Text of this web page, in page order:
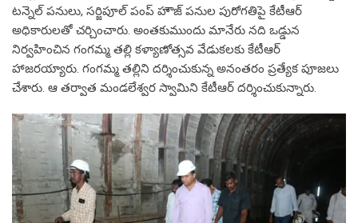
టన్నెల్ పనులు, సర్జిపూల్ పంప్ హౌజ్ పనుల పురోగతిపై కేటీఆర్
అధికారులతో చర్చించారు. అంతకుముందు మానేరు నది ఒడ్డున
నిర్వహించిన గంగమ్మ తల్లి కళ్యాణోత్సవ వేడుకలకు కేటీఆర్
హాజరయ్యారు. గంగమ్మ తల్లిని దర్శించుకున్న అనంతరం ప్రత్యేక పూజలు
చేశారు. ఆ తర్వాత మండలేశ్వర స్వామిని కేటీఆర్ దర్శించుకున్నారు.